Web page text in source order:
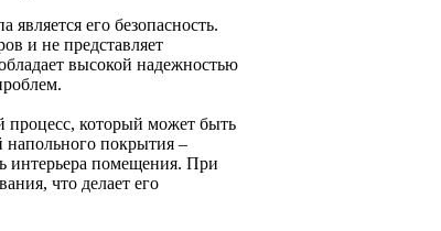
его безопасность.
и не представляет
высокой надежностью
процесс, который может быть
напольного покрытия –
интерьера помещения. При
что делает его